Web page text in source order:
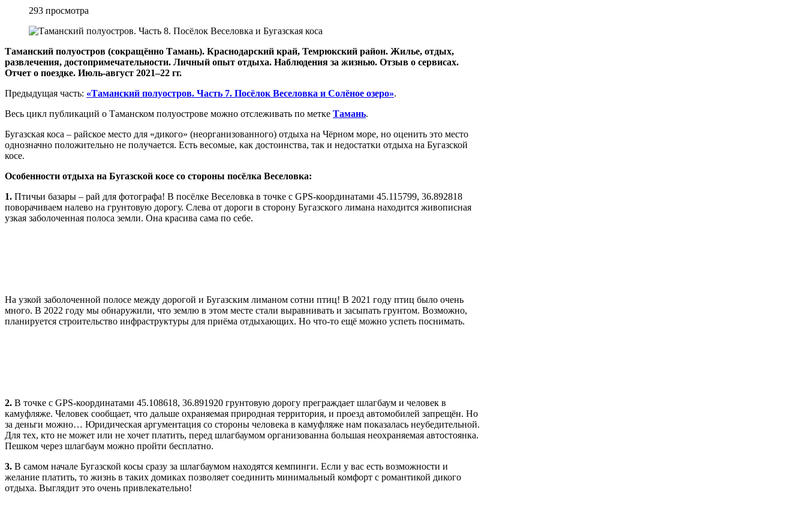
293 просмотра
Таманский полуостров (сокращённо Тамань). Краснодарский край, Темрюкский район. Жилье, отдых,
развлечения, достопримечательности. Личный опыт отдыха. Наблюдения за жизнью. Отзыв о сервисах.
Отчет о поездке. Июль-август 2021–22 гг.
Предыдущая часть: «Таманский полуостров. Часть 7. Посёлок Веселовка и Солёное озеро».
Весь цикл публикаций о Таманском полуострове можно отслеживать по метке Тамань.
Бугазская коса – райское место для «дикого» (неорганизованного) отдыха на Чёрном море, но оценить это место
однозначно положительно не получается. Есть весомые, как достоинства, так и недостатки отдыха на Бугазской
косе.
Особенности отдыха на Бугазской косе со стороны посёлка Веселовка:
1. Птичьи базары – рай для фотографа! В посёлке Веселовка в точке с GPS-координатами 45.115799, 36.892818
поворачиваем налево на грунтовую дорогу. Слева от дороги в сторону Бугазского лимана находится живописная
узкая заболоченная полоса земли. Она красива сама по себе.
На узкой заболоченной полосе между дорогой и Бугазским лиманом сотни птиц! В 2021 году птиц было очень
много. В 2022 году мы обнаружили, что землю в этом месте стали выравнивать и засыпать грунтом. Возможно,
планируется строительство инфраструктуры для приёма отдыхающих. Но что-то ещё можно успеть поснимать.
2. В точке с GPS-координатами 45.108618, 36.891920 грунтовую дорогу преграждает шлагбаум и человек в
камуфляже. Человек сообщает, что дальше охраняемая природная территория, и проезд автомобилей запрещён. Но
за деньги можно… Юридическая аргументация со стороны человека в камуфляже нам показалась неубедительной.
Для тех, кто не может или не хочет платить, перед шлагбаумом организованна большая неохраняемая автостоянка.
Пешком через шлагбаум можно пройти бесплатно.
3. В самом начале Бугазской косы сразу за шлагбаумом находятся кемпинги. Если у вас есть возможности и
желание платить, то жизнь в таких домиках позволяет соединить минимальный комфорт с романтикой дикого
отдыха. Выглядит это очень привлекательно!